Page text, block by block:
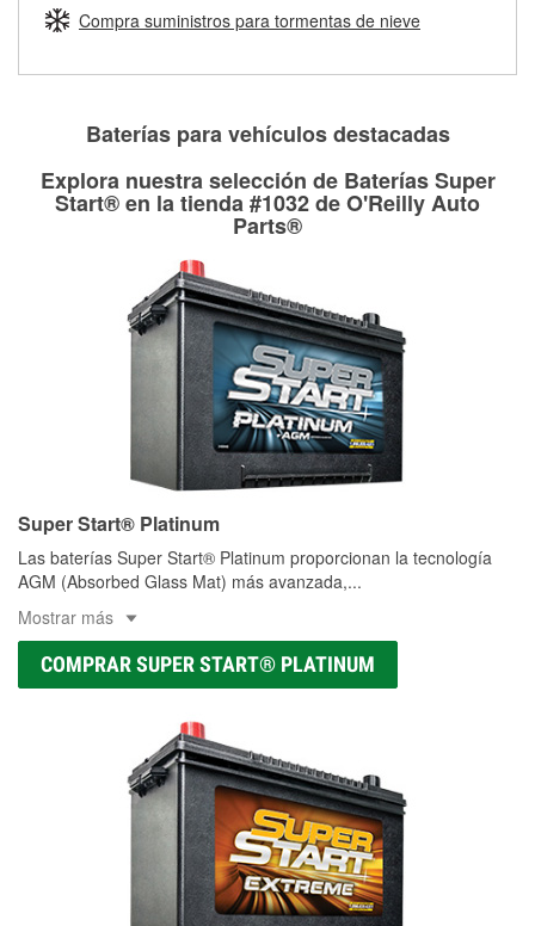
Más información sobre el Programa de Préstamo de
medirán tus tambores o discos para determinar si pueden
ser rectificados con seguridad. Si tus tambores o discos no
partes de reemplazo correctas para tu reparación.
Rectificación de tambores y discos de freno
Compra suministros para tormentas de nieve
Baterías para vehículos destacadas
Explora nuestra selección de Baterías Super
Start® en la tienda #1032 de O'Reilly Auto
Parts®
Super Start® Platinum
Las baterías Super Start® Platinum proporcionan la tecnología
AGM (Absorbed Glass Mat) más avanzada,...
Mostrar más
COMPRAR SUPER START® PLATINUM